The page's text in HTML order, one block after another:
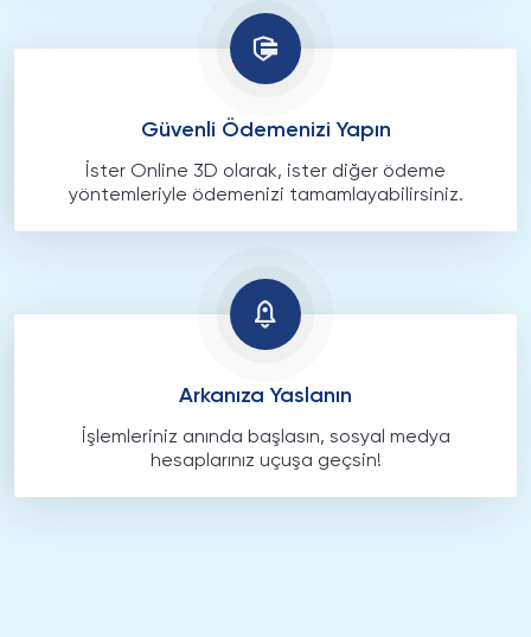
Güvenli Ödemenizi Yapın
İster Online 3D olarak, ister diğer ödeme
yöntemleriyle ödemenizi tamamlayabilirsiniz.
Arkanıza Yaslanın
İşlemleriniz anında başlasın, sosyal medya
hesaplarınız uçuşa geçsin!